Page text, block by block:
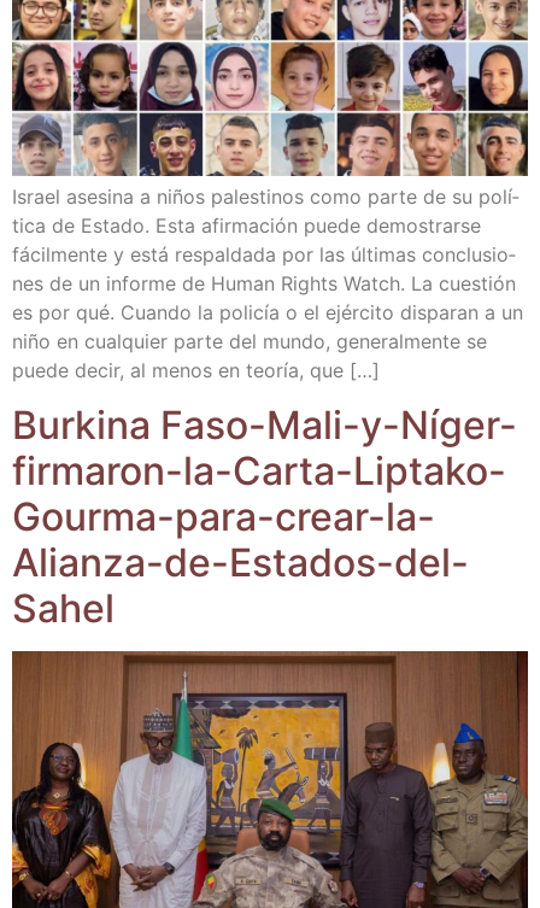
Israel ase­si­na a niños pales­ti­nos como par­te de su polí­
ti­ca de Esta­do. Esta afir­ma­ción pue­de demos­trar­se
fácil­men­te y está res­pal­da­da por las últi­mas con­clu­sio­
nes de un infor­me de Human Rights Watch. La cues­tión
es por qué. Cuan­do la poli­cía o el ejér­ci­to dis­pa­ran a un
niño en cual­quier par­te del mun­do, gene­ral­men­te se
pue­de decir, al menos en teo­ría, que […]
Bur­ki­na Faso-Mali-y-Níger-
firmaron-la-Carta-Liptako-
Gourma-para-crear-la-
Alianza-de-Estados-del-
Sahel